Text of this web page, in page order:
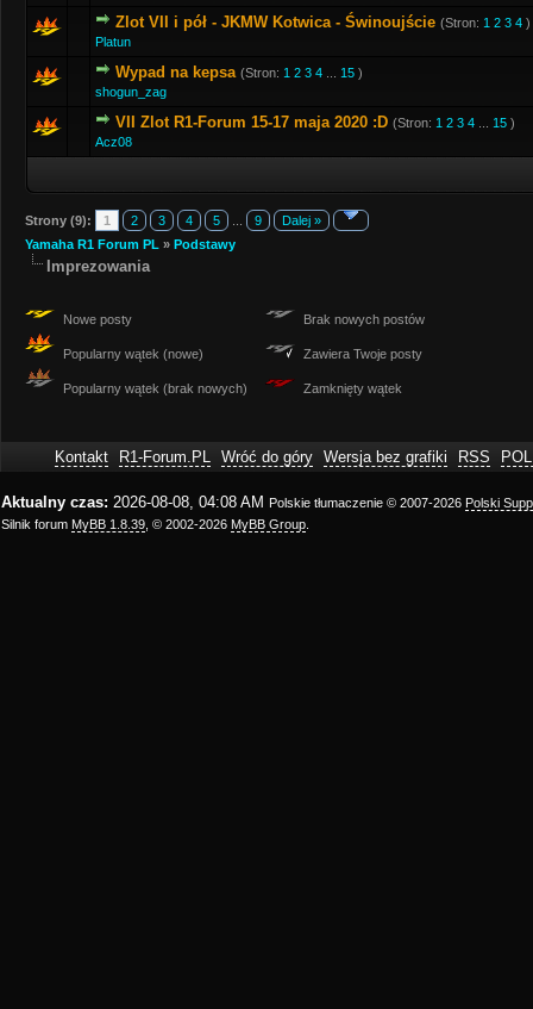
Zlot VII i pół - JKMW Kotwica - Świnoujście (Stron: 1 2 3 4 )
Platun
Wypad na kepsa (Stron: 1 2 3 4 15 )
shogun_zag
VII Zlot R1-Forum 15-17 maja 2020 :D (Stron: 1 2 3 4 15 )
Acz08
Strony (9): 1 2 3 4 5 9
Dalej »
Yamaha R1 Forum PL » Podstawy
Imprezowania
Nowe posty
Popularny wątek (nowe)
Popularny wątek (brak nowych)
Brak nowych postów
Zawiera Twoje posty
Zamknięty wątek
Kontakt R1-Forum.PL Wróć do góry Wersja bez grafiki RSS
Aktualny czas: 2026-08-08, 04:08 AM Polskie tłumaczenie © 2007-2026 Polski
Silnik forum MyBB 1.8.39 , © 2002-2026 MyBB Group